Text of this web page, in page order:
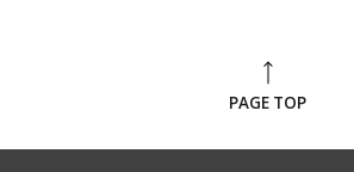
PAGE TOP